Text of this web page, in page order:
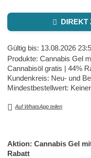
DIREKT
Gültig bis: 13.08.2026
Produkte: Cannabis Gel
Cannabisöl gratis | 44%
Kundenkreis: Neu- und
Mindestbestellwert: Keiner
Auf WhatsApp teilen
Aktion: Cannabis Gel
Rabatt